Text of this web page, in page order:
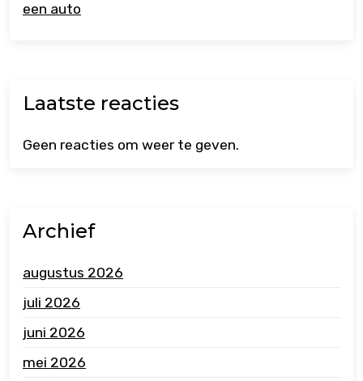
een auto
Laatste reacties
Geen reacties om weer te geven.
Archief
augustus 2026
juli 2026
juni 2026
mei 2026